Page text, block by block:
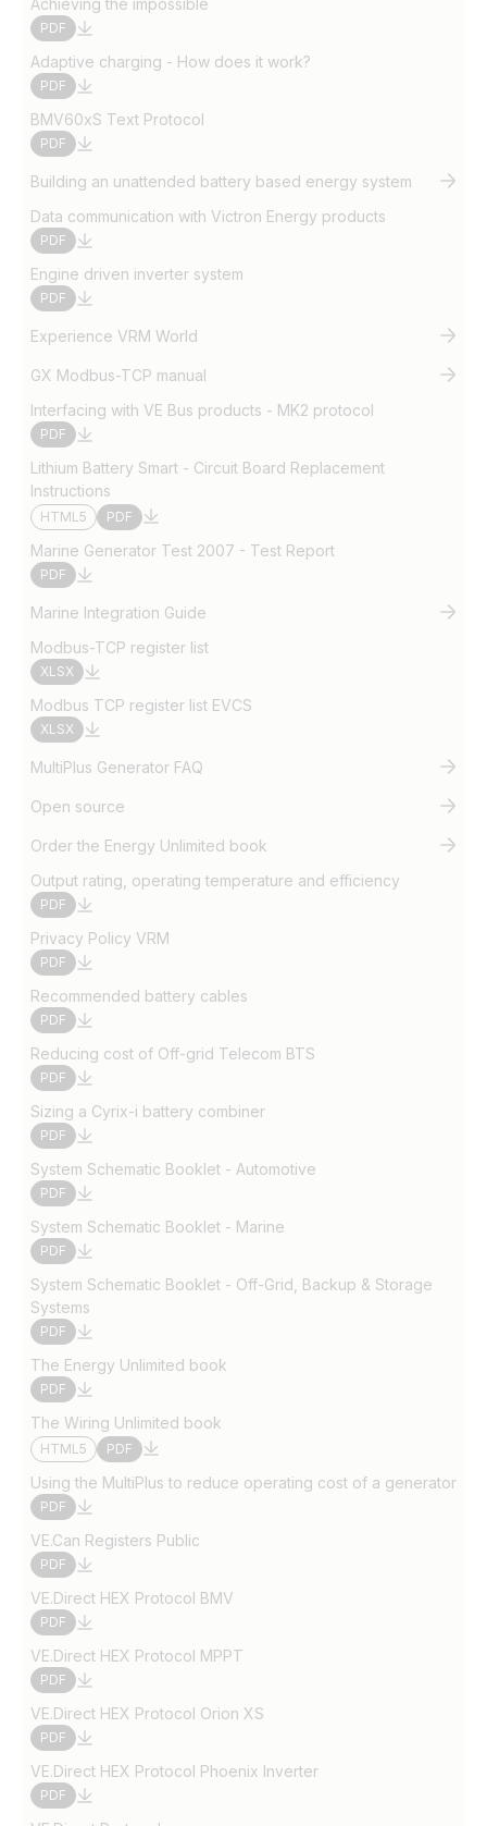
Achieving the impossible
PDF
Adaptive charging - How does it work?
PDF
BMV60xS Text Protocol
PDF
Building an unattended battery based energy system
Data communication with Victron Energy products
PDF
Engine driven inverter system
PDF
Experience VRM World
GX Modbus-TCP manual
Interfacing with VE Bus products - MK2 protocol
PDF
Lithium Battery Smart - Circuit Board Replacement
Instructions
HTML5 PDF
Marine Generator Test 2007 - Test Report
PDF
Marine Integration Guide
Modbus-TCP register list
XLSX
Modbus TCP register list EVCS
XLSX
MultiPlus Generator FAQ
Open source
Order the Energy Unlimited book
Output rating, operating temperature and efficiency
PDF
Privacy Policy VRM
PDF
Recommended battery cables
PDF
Reducing cost of Off-grid Telecom BTS
PDF
Sizing a Cyrix-i battery combiner
PDF
System Schematic Booklet - Automotive
PDF
System Schematic Booklet - Marine
PDF
System Schematic Booklet - Off-Grid, Backup & Storage
Systems
PDF
The Energy Unlimited book
PDF
The Wiring Unlimited book
HTML5 PDF
Using the MultiPlus to reduce operating cost of a generator
PDF
VE.Can Registers Public
PDF
VE.Direct HEX Protocol BMV
PDF
VE.Direct HEX Protocol MPPT
PDF
VE.Direct HEX Protocol Orion XS
PDF
VE.Direct HEX Protocol Phoenix Inverter
PDF